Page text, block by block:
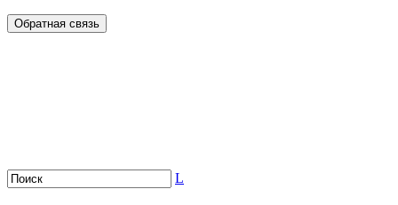
Обратная связь
L